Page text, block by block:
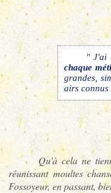
" J'ai
chaque
grandes,
airs connus
Qu'à cela ne tienne,
réunissant moultes
Fossoyeur, en passant,